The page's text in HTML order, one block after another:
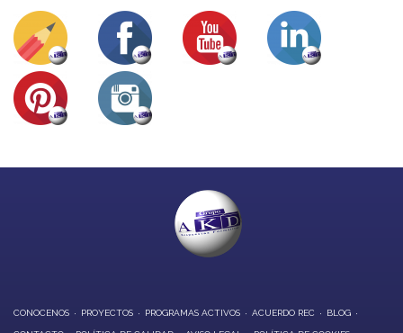
CONOCENOS PROYECTOS PROGRAMAS ACTIVOS ACUERDO REC BLOG